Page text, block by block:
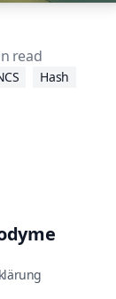
read
Hash